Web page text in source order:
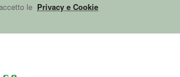
le Privacy e Cookie